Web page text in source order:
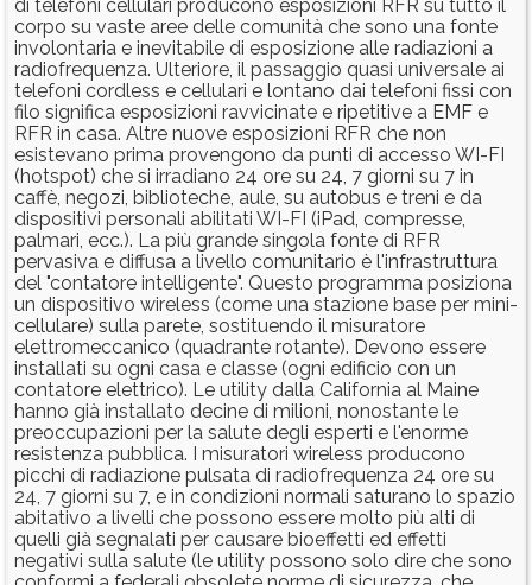
di telefoni cellulari producono esposizioni RFR su tutto il
corpo su vaste aree delle comunità che sono una fonte
involontaria e inevitabile di esposizione alle radiazioni a
radiofrequenza. Ulteriore, il passaggio quasi universale ai
telefoni cordless e cellulari e lontano dai telefoni fissi con
filo significa esposizioni ravvicinate e ripetitive a EMF e
RFR in casa. Altre nuove esposizioni RFR che non
esistevano prima provengono da punti di accesso WI-FI
(hotspot) che si irradiano 24 ore su 24, 7 giorni su 7 in
caffè, negozi, biblioteche, aule, su autobus e treni e da
dispositivi personali abilitati WI-FI (iPad, compresse,
palmari, ecc.). La più grande singola fonte di RFR
pervasiva e diffusa a livello comunitario è l'infrastruttura
del "contatore intelligente". Questo programma posiziona
un dispositivo wireless (come una stazione base per mini-
cellulare) sulla parete, sostituendo il misuratore
elettromeccanico (quadrante rotante). Devono essere
installati su ogni casa e classe (ogni edificio con un
contatore elettrico). Le utility dalla California al Maine
hanno già installato decine di milioni, nonostante le
preoccupazioni per la salute degli esperti e l'enorme
resistenza pubblica. I misuratori wireless producono
picchi di radiazione pulsata di radiofrequenza 24 ore su
24, 7 giorni su 7, e in condizioni normali saturano lo spazio
abitativo a livelli che possono essere molto più alti di
quelli già segnalati per causare bioeffetti ed effetti
negativi sulla salute (le utility possono solo dire che sono